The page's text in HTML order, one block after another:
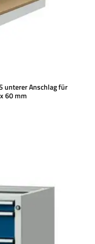
unterer Anschlag für
60 mm